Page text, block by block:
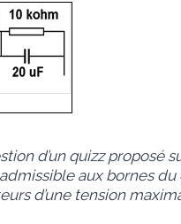
d’un quizz proposé
aux bornes du
d’une tension